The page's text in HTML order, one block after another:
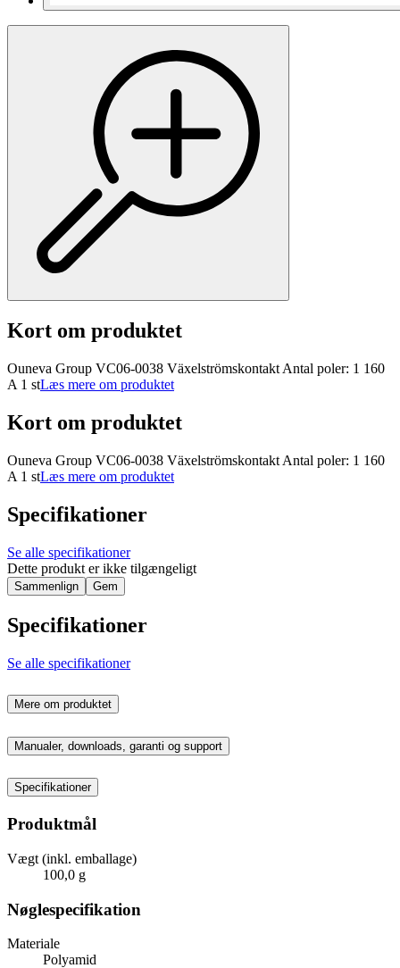
Kort om produktet
Ouneva Group VC06-0038 Växelströmskontakt Antal poler: 1 160
A 1 stLæs mere om produktet
Kort om produktet
Ouneva Group VC06-0038 Växelströmskontakt Antal poler: 1 160
A 1 stLæs mere om produktet
Specifikationer
Se alle specifikationer
Dette produkt er ikke tilgængeligt
Sammenlign Gem
Specifikationer
Se alle specifikationer
Mere om produktet
Manualer, downloads, garanti og support
Specifikationer
Produktmål
Vægt (inkl. emballage)
100,0 g
Nøglespecifikation
Materiale
Polyamid